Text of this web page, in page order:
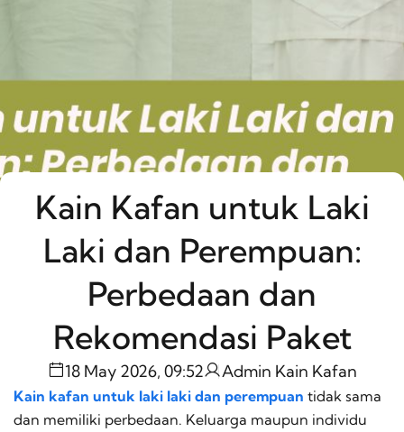
Kain Kafan untuk Laki
Laki dan Perempuan:
Perbedaan dan
Rekomendasi Paket
18 May 2026, 09:52 Admin Kain Kafan
Kain kafan untuk laki laki dan perempuan tidak sama
dan memiliki perbedaan. Keluarga maupun individu